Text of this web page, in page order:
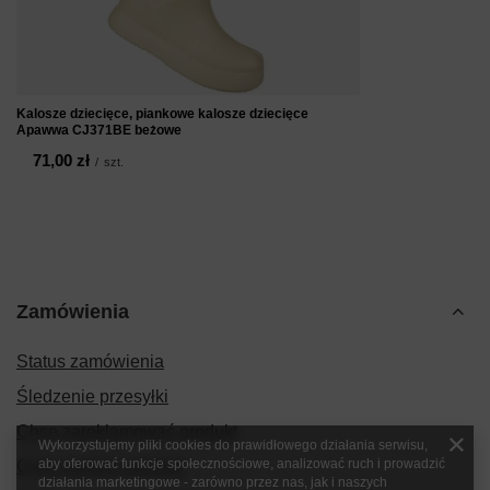
Kalosze dziecięce, piankowe kalosze dziecięce
Apawwa CJ371BE beżowe
71,00 zł / szt.
Zamówienia
Status zamówienia
Śledzenie przesyłki
Chcę zareklamować produkt
Chcę zwrócić produkt
Wykorzystujemy pliki cookies do prawidłowego działania serwisu,
aby oferować funkcje społecznościowe, analizować ruch i prowadzić
działania marketingowe - zarówno przez nas, jak i naszych